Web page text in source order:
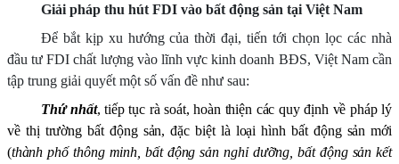
Giải pháp thu hút FDI vào bất động sản tại Việt Nam
Để bắt kịp xu hướng của thời đại, tiến tới chọn lọc các nhà
đầu tư FDI chất lượng vào lĩnh vực kinh doanh BĐS, Việt Nam cần
tập trung giải quyết một số vấn đề như sau:
Thứ nhất, tiếp tục rà soát,hoàn thiện các quy định về pháp lý
về thị trường bất động sản, đặc biệt là loại hình bất động sản mới
(thành phố thông minh, bất động sản nghỉ dưỡng, bất động sản kết